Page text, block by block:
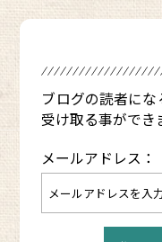
ブログの読者に
受け取る事ができ
メールアドレス：